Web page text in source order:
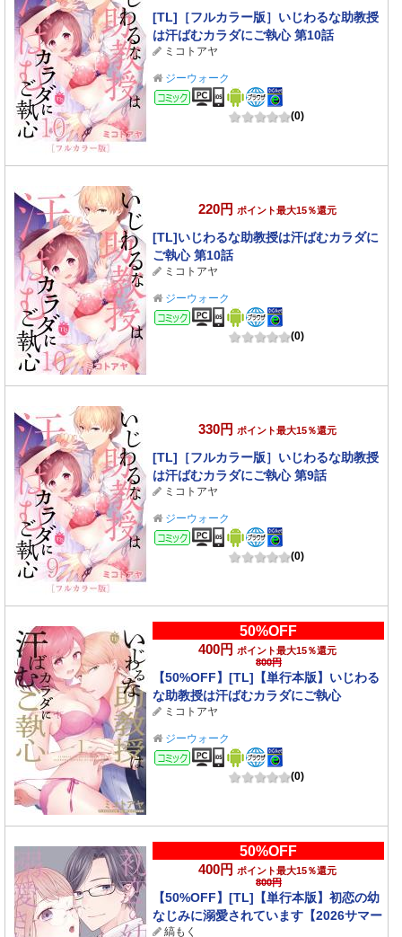
[TL]［フルカラー版］いじわるな助教授
は汗ばむカラダにご執心 第10話
ミコトアヤ
ジーウォーク
コミック
(0)
220円 ポイント最大15％還元
[TL]いじわるな助教授は汗ばむカラダに
ご執心 第10話
ミコトアヤ
ジーウォーク
コミック
(0)
330円 ポイント最大15％還元
[TL]［フルカラー版］いじわるな助教授
は汗ばむカラダにご執心 第9話
ミコトアヤ
ジーウォーク
コミック
(0)
50%OFF
400円 ポイント最大15％還元
800円
【50%OFF】[TL]【単行本版】いじわる
な助教授は汗ばむカラダにご執心
1【2026サマーCP 8/31まで】
ミコトアヤ
ジーウォーク
コミック
(0)
50%OFF
400円 ポイント最大15％還元
800円
【50%OFF】[TL]【単行本版】初恋の幼
なじみに溺愛されています【2026サマー
CP 8/31まで】
縞もく